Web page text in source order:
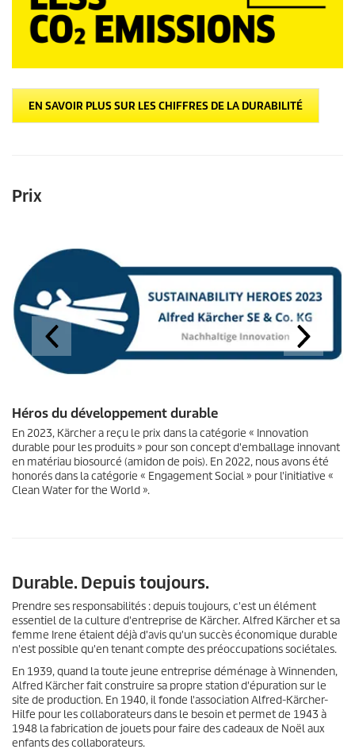
EN SAVOIR PLUS SUR LES CHIFFRES DE LA DURABILITÉ
Prix
Héros du développement durable
En 2023, Kärcher a reçu le prix dans la catégorie « Innovation
durable pour les produits » pour son concept d'emballage innovant
en matériau biosourcé (amidon de pois). En 2022, nous avons été
honorés dans la catégorie « Engagement Social » pour l'initiative «
Clean Water for the World ».
Durable. Depuis toujours.
Prendre ses responsabilités : depuis toujours, c'est un élément
essentiel de la culture d'entreprise de Kärcher. Alfred Kärcher et sa
femme Irene étaient déjà d'avis qu'un succès économique durable
n'est possible qu'en tenant compte des préoccupations sociétales.
En 1939, quand la toute jeune entreprise déménage à Winnenden,
Alfred Kärcher fait construire sa propre station d'épuration sur le
site de production. En 1940, il fonde l'association Alfred-Kärcher-
Hilfe pour les collaborateurs dans le besoin et permet de 1943 à
1948 la fabrication de jouets pour faire des cadeaux de Noël aux
enfants des collaborateurs.